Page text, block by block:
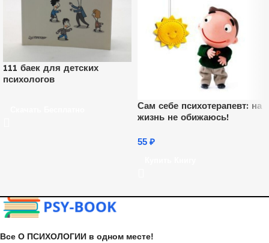
111 баек для детских
психологов
Сам себе психотерапевт: на
жизнь не обижаюсь!
55 ₽
Все О ПСИХОЛОГИИ в одном месте!